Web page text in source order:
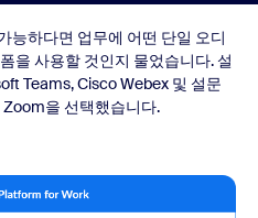
능하다면 업무에 어떤 단일 오디
을 사용할 것인지 물었습니다. 설
Teams, Cisco Webex 및 설문
을 선택했습니다.